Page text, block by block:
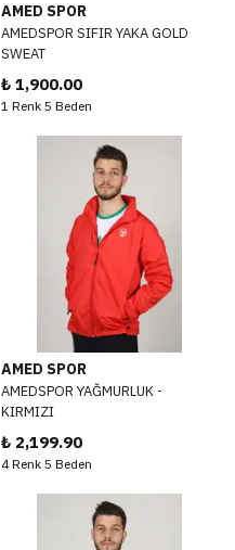
AMED SPOR
AMEDSPOR SIFIR YAKA GOLD
SWEAT
₺ 1,900.00
1 Renk 5 Beden
AMED SPOR
AMEDSPOR YAĞMURLUK -
KIRMIZI
₺ 2,199.90
4 Renk 5 Beden